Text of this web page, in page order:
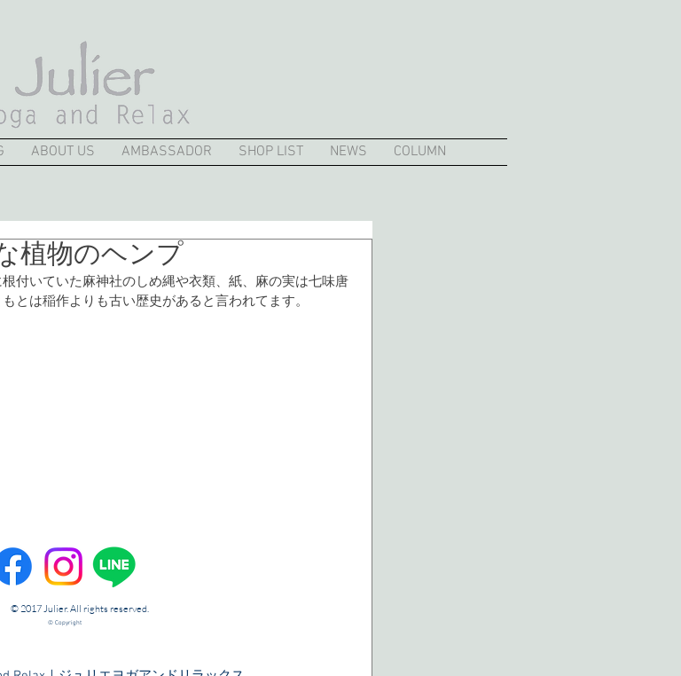
ABOUT US AMBASSADOR SHOP LIST NEWS COLUMN
植物のヘンプ
付いていた麻神社のしめ縄や衣類、紙、麻の実は七味唐
とは稲作よりも古い歴史があると言われてます。
© 2017 Julier. All rights reserved.
© Copyright